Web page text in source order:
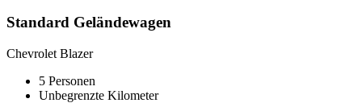
Standard Geländewagen
Chevrolet Blazer
5 Personen
Unbegrenzte Kilometer